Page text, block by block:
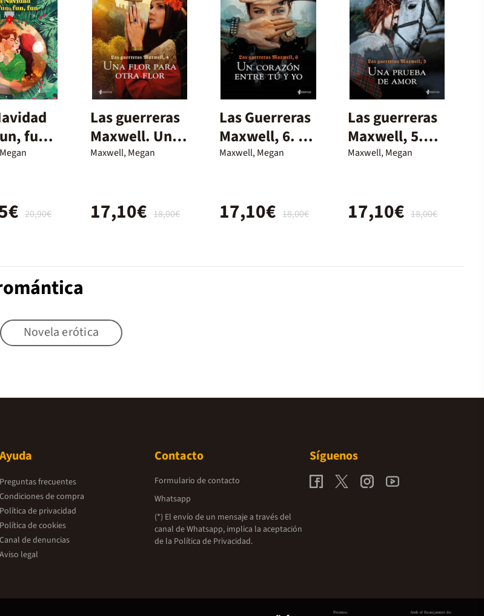
fun,
20,90€
Las guerreras
Maxwell. Una
flor para otra
Maxwell, Megan
18,00€
17,10€
Las Guerreras
Maxwell, 6. Un
corazón entre
Maxwell, Megan
18,00€
17,10€
Las guerreras
Maxwell, 5.
Una prueba de
Maxwell, Megan
18,00€
17,10€
Novela erótica
Ayuda
Preguntas frecuentes
Condiciones de compra
Política de privacidad
Política de cookies
Canal de denuncias
Aviso legal
Contacto
Formulario de contacto
Whatsapp
(*) El envío de un mensaje a través del
canal de Whatsapp, implica la aceptación
de la Política de Privacidad.
Síguenos
Promou: Amb el finançament de: